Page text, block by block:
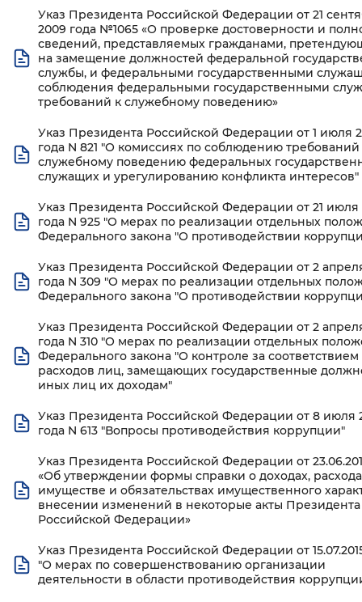
Указ Президента Российской Федерации от 21
2009 года №1065 «О проверке достоверности и
сведений, представляемых гражданами,
на замещение должностей федеральной
службы, и федеральными государственными
соблюдения федеральными государственными
требований к служебному поведению»
Указ Президента Российской Федерации от 1 июля
года N 821 "О комиссиях по соблюдению требований
служебному поведению федеральных
служащих и урегулированию конфликта интересов"
Указ Президента Российской Федерации от 21 июля
года N 925 "О мерах по реализации отдельных
Федерального закона "О противодействии
Указ Президента Российской Федерации от 2
года N 309 "О мерах по реализации отдельных
Федерального закона "О противодействии
Указ Президента Российской Федерации от 2
года N 310 "О мерах по реализации отдельных
Федерального закона "О контроле за соответствием
расходов лиц, замещающих государственные
иных лиц их доходам"
Указ Президента Российской Федерации от 8 июля
года N 613 "Вопросы противодействия коррупции"
Указ Президента Российской Федерации от
«Об утверждении формы справки о доходах,
имуществе и обязательствах имущественного
внесении изменений в некоторые акты Президента
Российской Федерации»
Указ Президента Российской Федерации от
"О мерах по совершенствованию организации
деятельности в области противодействия